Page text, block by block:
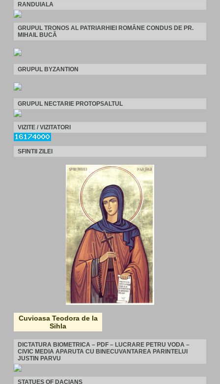
RANDUIALA
GRUPUL TRONOS AL PATRIARHIEI ROMÂNE CONDUS DE PR.
MIHAIL BUCĂ
GRUPUL BYZANTION
GRUPUL NECTARIE PROTOPSALTUL
VIZITE / VIZITATORI
SFINTII ZILEI
Cuvioasa Teodora de la
Sihla
DICTATURA BIOMETRICA – PDF – LUCRARE PETRU VODA –
CIVIC MEDIA APARUTA CU BINECUVANTAREA PARINTELUI
JUSTIN PARVU
STATUES OF DACIANS